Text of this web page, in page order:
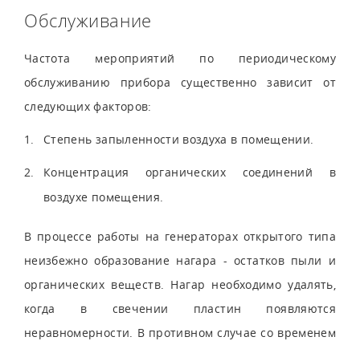
Обслуживание
Частота мероприятий по периодическому
обслуживанию прибора существенно зависит от
следующих факторов:
Степень запыленности воздуха в помещении.
Концентрация органических соединений в
воздухе помещения.
В процессе работы на генераторах открытого типа
неизбежно образование нагара - остатков пыли и
органических веществ. Нагар необходимо удалять,
когда в свечении пластин появляются
неравномерности. В противном случае со временем